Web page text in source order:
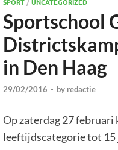
SPORT/UNCATEGORIZED
Sportschool
in Den Haag
29/02/2016 - by redactie
Op zaterdag 27 februari
leeftijdscategorie tot